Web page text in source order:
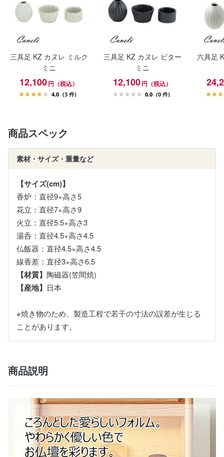
三具足 KZ カヌレ ミルク
ミニ
12,100円（税込）
4.0 (3 件)
三具足 KZ カヌレ ビター
ミニ
12,100円（税込）
0.0 (0 件)
六具足
商品スペック
素材・サイズ・重量など
【サイズ(cm)】
香炉：直径9×高さ5
花立：直径7×高さ9
火立：直径5.5×高さ3
湯呑：直径4.5×高さ4.5
仏飯器：直径4.5×高さ4.5
線香差：直径3×高さ6.5
【材質】 陶磁器(笠間焼)
【産地】 日本
※焼き物のため、製造工程で若干の寸法の誤差が生じる
ことがあります。
商品説明